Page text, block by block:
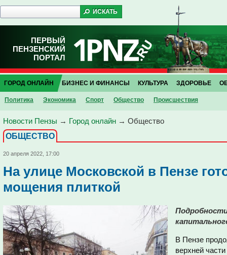
ПЕРВЫЙ
ПЕНЗЕНСКИЙ
ПОРТАЛ
ГОРОД ОНЛАЙН
Политика Экономика Спорт Общество Проиcшествия
БИЗНЕС И ФИНАНСЫ КУЛЬТУРА ЗДОРОВЬЕ
Новости Пензы → Город онлайн → Общество
ОБЩЕСТВО
20 апреля 2022, 17:00
На улице Московской в Пензе
мощения плиткой
В Пензе
верхней